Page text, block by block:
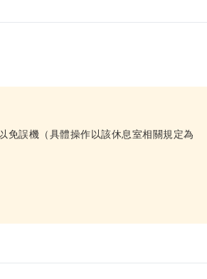
免誤機（具體操作以該休息室相關規定為